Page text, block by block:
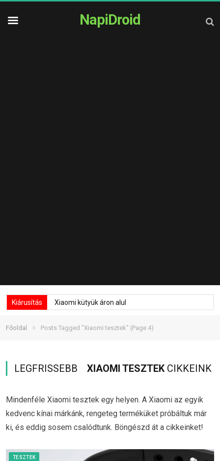
NapiDroid
Kiárusítás Xiaomi kütyük áron alul
Főoldal » Posts Tagged "Xiaomi tesztek" (Page 4)
LEGFRISSEBB XIAOMI TESZTEKCIKKEINK
Mindenféle Xiaomi tesztek egy helyen. A Xiaomi az egyik
kedvenc kínai márkánk, rengeteg terméküket próbáltuk már
ki, és eddig sosem csalódtunk. Böngészd át a cikkeinket!
TESZTEK